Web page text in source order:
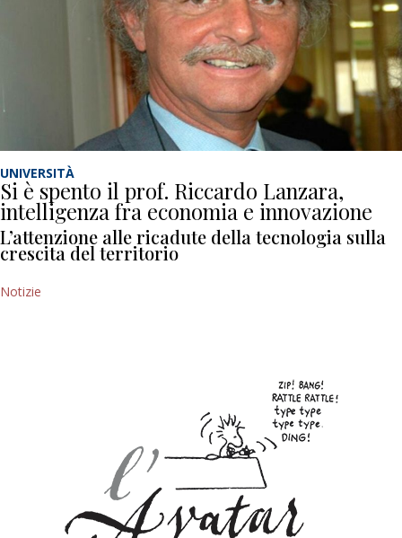
UNIVERSITÀ
Si è spento il prof. Riccardo Lanzara,
intelligenza fra economia e innovazione
L’attenzione alle ricadute della tecnologia sulla
crescita del territorio
Notizie